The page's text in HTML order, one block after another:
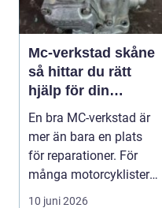
Mc-verkstad skåne
så hittar du rätt
hjälp för din
motorcykel
En bra MC-verkstad är
mer än bara en plats
för reparationer. För
många motorcyklister
handlar det om...
10 juni 2026